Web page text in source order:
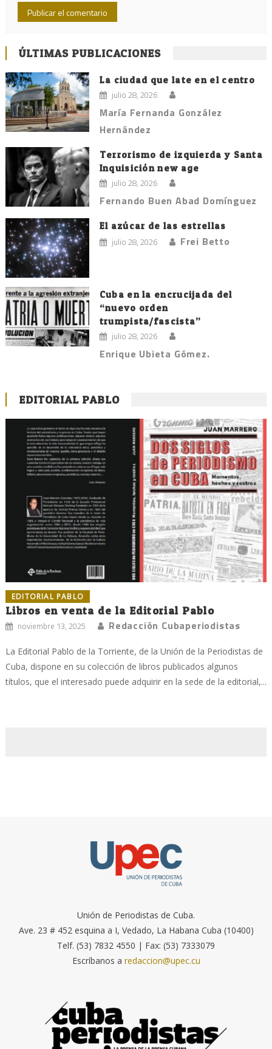
ÚLTIMAS PUBLICACIONES
La ciudad que late en el centro
julio 28, 2026
María Fernanda González
Hernández
Terrorismo de izquierda y Santa
Inquisición new age
julio 28, 2026
Fernando Buen Abad Domínguez
El azúcar de las estrellas
julio 28, 2026 Frei Betto
Cuba en la encrucijada del
“nuevo orden
trumpista/fascista”
julio 28, 2026
Enrique Ubieta Gómez.
EDITORIAL PABLO
EDITORIAL PABLO
Libros en venta de la Editorial Pablo
noviembre 13, 2025 Redacción Cubaperiodistas
La Editorial Pablo de la Torriente, de la Unión de la Periodistas de
Cuba, dispone en su colección de libros publicados algunos
títulos, que el interesado puede adquirir en la sede de la editorial,...
Unión de Periodistas de Cuba.
Ave. 23 # 452 esquina a I, Vedado, La Habana Cuba (10400)
Telf. (53) 7832 4550 | Fax: (53) 7333079
Escríbanos a redaccion@upec.cu